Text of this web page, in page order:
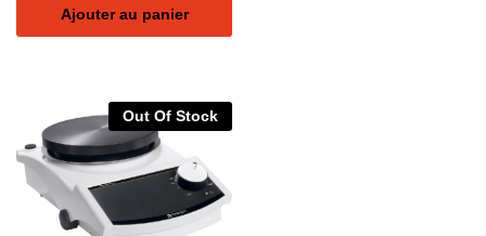
Ajouter au panier
Out Of Stock